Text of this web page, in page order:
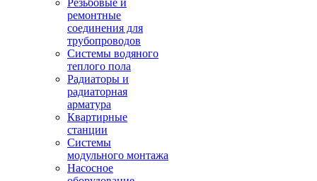
Резьбовые и
ремонтные
соединения для
трубопроводов
Системы водяного
теплого пола
Радиаторы и
радиаторная
арматура
Квартирные
станции
Системы
модульного монтажа
Насосное